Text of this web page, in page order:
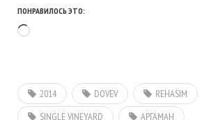
ПОНРАВИЛОСЬ ЭТО:
Загрузка…
2014 DOVEV
REHASIM
SINGLE VINEYARD
АРГАМАН